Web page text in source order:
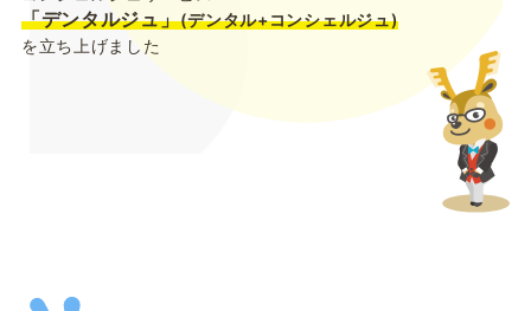
「デンタルジュ」(デンタル+コンシェルジュ)
を立ち上げました